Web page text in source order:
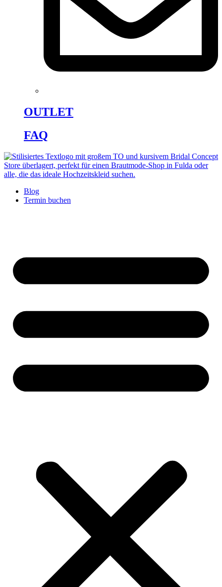
OUTLET
FAQ
Blog
Termin buchen